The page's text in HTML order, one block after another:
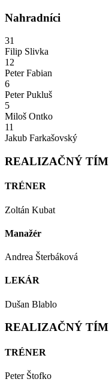
Nahradníci
31
Filip Slivka
12
Peter Fabian
6
Peter Pukluš
5
Miloš Ontko
11
Jakub Farkašovský
REALIZAČNÝ TÍM
TRÉNER
Zoltán Kubat
Manažér
Andrea Šterbáková
LEKÁR
Dušan Blablo
REALIZAČNÝ TÍM
TRÉNER
Peter Štofko